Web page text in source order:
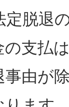
脱退
支払
由が